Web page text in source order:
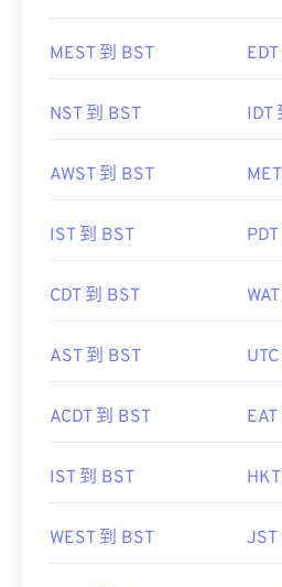
MEST 到 BST
NST 到 BST IDT
AWST 到 BST
IST 到 BST
CDT 到 BST
AST 到 BST
ACDT 到 BST
IST 到 BST
WEST 到 BST JST